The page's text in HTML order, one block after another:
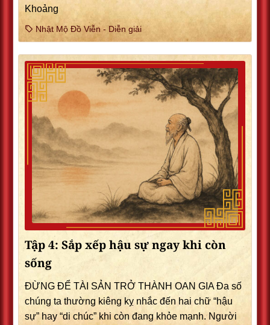
Khoảng
Nhật Mộ Đồ Viễn - Diễn giải
Tập 4: Sắp xếp hậu sự ngay khi còn
sống
ĐỪNG ĐỂ TÀI SẢN TRỞ THÀNH OAN GIA Đa số
chúng ta thường kiêng kỵ nhắc đến hai chữ “hậu
sự” hay “di chúc” khi còn đang khỏe mạnh. Người